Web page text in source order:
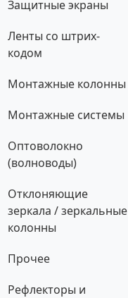
Защитные экраны
Ленты со штрих-
кодом
Монтажные колонны
Монтажные системы
Оптоволокно
(волноводы)
Отклоняющие
зеркала / зеркальные
колонны
Прочее
Рефлекторы и